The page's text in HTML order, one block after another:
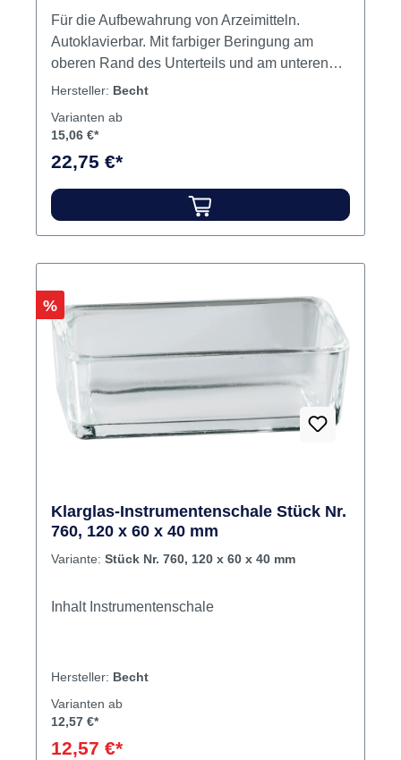
Für die Aufbewahrung von Arzeimitteln.
Autoklavierbar. Mit farbiger Beringung am
oberen Rand des Unterteils und am unteren
Rand des Deckels für die Aufbewahrung in
Farbmarkierungen schützen vor der
Deckel schließt das Kappenglas luftdicht ab.
Die ausgewölbte Innenform ermöglicht die
vollständige Entnahme des Medikamentes. 32
mm Bodendurchmesser, 42 mm hoch, ca. 3 ml
Hersteller: Becht
Varianten ab
15,06 €*
22,75 €*
Rabatt
%
Klarglas-Instrumentenschale Stück Nr.
760, 120 x 60 x 40 mm
Variante: Stück Nr. 760, 120 x 60 x 40 mm
Inhalt Instrumentenschale
Hersteller: Becht
Varianten ab
12,57 €*
12,57 €*